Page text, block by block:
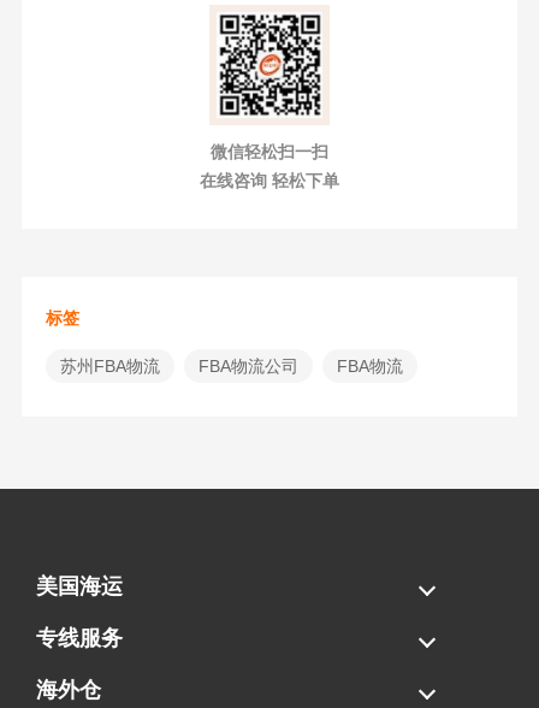
微信轻松扫一扫
在线咨询 轻松下单
标签
苏州FBA物流 FBA物流公司 FBA物流
美国海运
海运拼柜
海运整柜
美国海卡
加拿大海运
专线服务
FBA专线直送
超大件专线
AWD专线
电池专线
海外仓